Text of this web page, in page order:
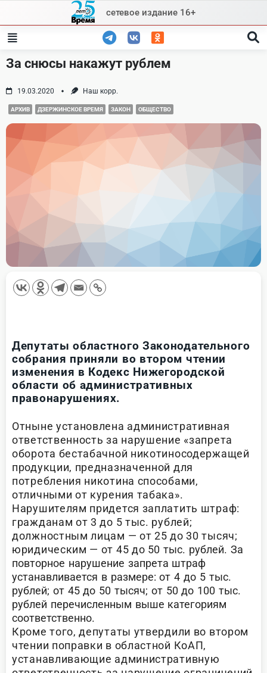
content
сетевое издание 16+
За снюсы накажут рублем
19.03.2020 Наш корр.
АРХИВ ДЗЕРЖИНСКОЕ ВРЕМЯ ЗАКОН ОБЩЕСТВО
Депутаты областного Законодательного
собрания приняли во втором чтении
изменения в Кодекс Нижегородской
области об административных
правонарушениях.
Отныне установлена административная
ответственность за нарушение «запрета
оборота бестабачной никотиносодержащей
продукции, предназначенной для
потребления никотина способами,
отличными от курения табака».
Нарушителям придется заплатить штраф:
гражданам от 3 до 5 тыс. рублей;
должностным лицам — от 25 до 30 тысяч;
юридическим — от 45 до 50 тыс. рублей. За
повторное нарушение запрета штраф
устанавливается в размере: от 4 до 5 тыс.
рублей; от 45 до 50 тысяч; от 50 до 100 тыс.
рублей перечисленным выше категориям
соответственно.
Кроме того, депутаты утвердили во втором
чтении поправки в областной КоАП,
устанавливающие административную